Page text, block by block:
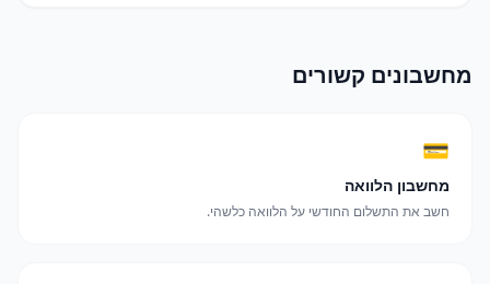
מחשבונים קשורים
💳
מחשבון הלוואה
חשב את התשלום החודשי על הלוואה כלשהי.